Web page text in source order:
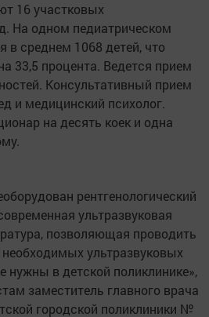
16 участковых
На одном педиатрическом
в среднем 1068 детей, что
33,5 процента. Ведется прием
Консультативный прием
и медицинский психолог.
на десять коек и одна
рентгенологический
ультразвуковая
позволяющая проводить
ультразвуковых
нужны в детской поликлинике»,
заместитель главного врача
городской поликлиники №